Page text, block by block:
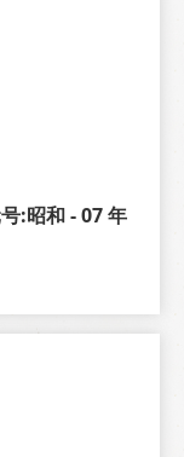
:昭和 - 07 年